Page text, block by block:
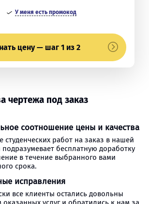
У меня есть промокод
цену — шаг 1 из 2
чертежа под заказ
соотношение цены и качества
студенческих работ на заказ в нашей
бесплатную доработку
в течение выбранного вами
срока.
исправления
все клиенты остались довольны